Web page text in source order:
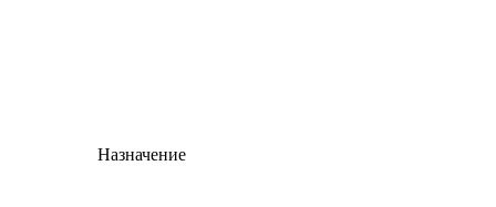
Назначение